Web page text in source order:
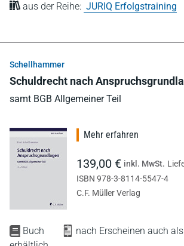
aus der Reihe: JURIQ Erfolgstraining
Schellhammer
Schuldrecht nach
samt BGB Allgemeiner Teil
Buch
nach Erscheinen auch
Mehr erfahren
139,00 € inkl. MwSt.
ISBN 978-3-8114-5547-4
C.F. Müller Verlag